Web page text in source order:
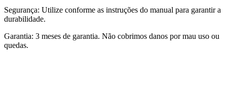
Segurança: Utilize conforme as instruções do manual para garantir a
durabilidade.
Garantia: 3 meses de garantia. Não cobrimos danos por mau uso ou
quedas.